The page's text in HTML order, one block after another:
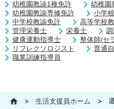
幼稚園教諭1種免許
幼稚園
幼稚園教諭専修免許
小学
中学校教諭免許
高等学校
管理栄養士
栄養士
健康運動指導士
整体師/セ
リフレクソロジスト
普通
職業訓練指導員
> 生活支援員ホーム >